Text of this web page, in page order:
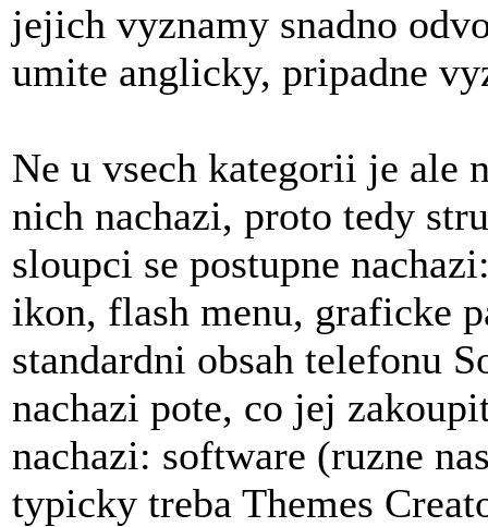
jejich vyznamy snadno
umite anglicky, pripadne
Ne u vsech kategorii je ale
nich nachazi, proto tedy
sloupci se postupne
ikon, flash menu, graficke
standardni obsah telefonu
nachazi pote, co jej
nachazi: software (ruzne
typicky treba Themes